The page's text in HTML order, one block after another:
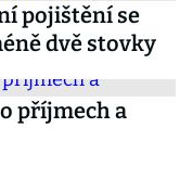
pojištění se
dvě stovky
příjmech a